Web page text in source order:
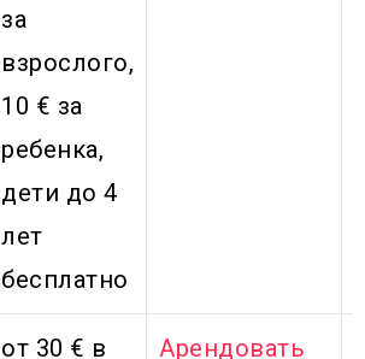
за
взрослого,
10 € за
ребенка,
дети до 4
лет
бесплатно
от 30 € в
Арендовать